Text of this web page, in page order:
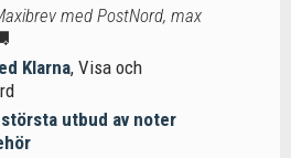
med PostNord, max
Klarna, Visa och
utbud av noter